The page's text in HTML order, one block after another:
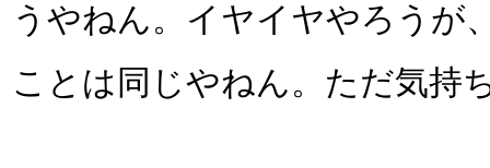
うやねん。イヤイヤやろうが
ことは同じやねん。ただ気持